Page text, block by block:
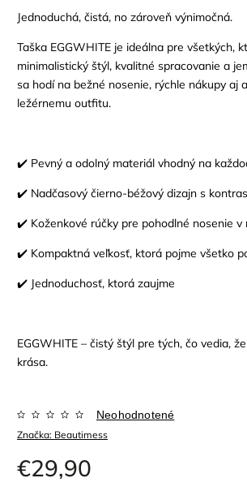
Jednoduchá, čistá, no zároveň výnimočná.
Taška EGGWHITE je ideálna pre všetkých,
minimalistický štýl, kvalitné spracovanie a
sa hodí na bežné nosenie, rýchle nákupy aj
ležérnemu outfitu.
✔️ Pevný a odolný materiál vhodný na
✔️ Nadčasový čierno-béžový dizajn s
✔️ Koženkové rúčky pre pohodlné nosenie v
✔️ Kompaktná veľkosť, ktorá pojme všetko
✔️ Jednoduchosť, ktorá zaujme
EGGWHITE – čistý štýl pre tých, čo vedia,
krása.
Značka: Beautimess
Neohodnotené
€29,90